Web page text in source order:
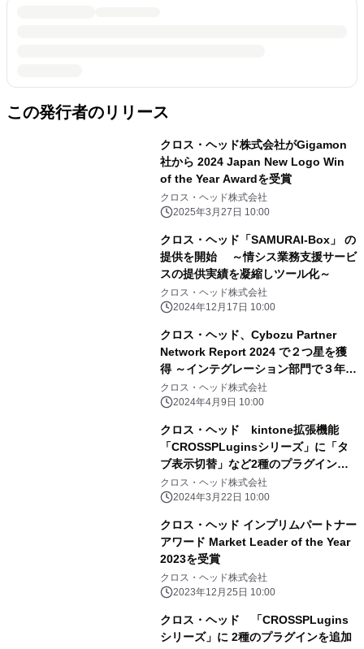
この発行者のリリース
クロス・ヘッド株式会社がGigamon
社から 2024 Japan New Logo Win
of the Year Awardを受賞
クロス・ヘッド株式会社
2025年3月27日 10:00
クロス・ヘッド「SAMURAI-Box」 の
提供を開始 ～情シス業務支援サービ
スの提供実績を凝縮しツール化～
クロス・ヘッド株式会社
2024年12月17日 10:00
クロス・ヘッド、Cybozu Partner
Network Report 2024 で２つ星を獲
得 ～インテグレーション部門で３年連
続２つ星～
クロス・ヘッド株式会社
2024年4月9日 10:00
クロス・ヘッド kintone拡張機能
「CROSSPLuginsシリーズ」に「タ
ブ表示切替」など2種のプラグインを
リリース
クロス・ヘッド株式会社
2024年3月22日 10:00
クロス・ヘッド インプリムパートナー
アワード Market Leader of the Year
2023を受賞
クロス・ヘッド株式会社
2023年12月25日 10:00
クロス・ヘッド 「CROSSPLugins
シリーズ」に 2種のプラグインを追加